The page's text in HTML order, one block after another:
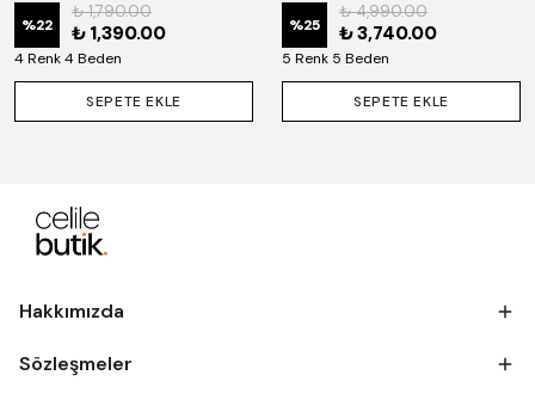
%22
₺ 1,790.00
₺ 1,390.00
4 Renk 4 Beden
SEPETE EKLE
%25
₺ 4,990.00
₺ 3,740.00
5 Renk 5 Beden
SEPETE EKLE
Hakkımızda
Sözleşmeler